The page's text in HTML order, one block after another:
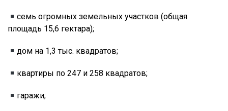
семь огромных земельных участков (общая
площадь 15,6 гектара);
дом на 1,3 тыс. квадратов;
квартиры по 247 и 258 квадратов;
гаражи;